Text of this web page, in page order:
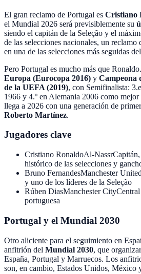
El gran reclamo de Portugal es Cristiano
el Mundial 2026 será previsiblemente su
siendo el capitán de la Seleção y el
de las selecciones nacionales, un reclamo
en una de las selecciones más seguidas
Pero Portugal es mucho más que
Europa (Eurocopa 2016) y Campeona
de la UEFA (2019), con Semifinalista:
1966 y 4.º en Alemania 2006 como
llega a 2026 con una generación de
Roberto Martínez.
Jugadores clave
Cristiano RonaldoAl-Nassr
histórico de las selecciones y
Bruno FernandesManchester United
y uno de los líderes de la Seleção
Rúben DiasManchester City
portuguesa
Portugal y el Mundial 2030
Otro aliciente para el seguimiento en
anfitrión del Mundial 2030, que
España, Portugal y Marruecos. Los
son, en cambio, Estados Unidos, México